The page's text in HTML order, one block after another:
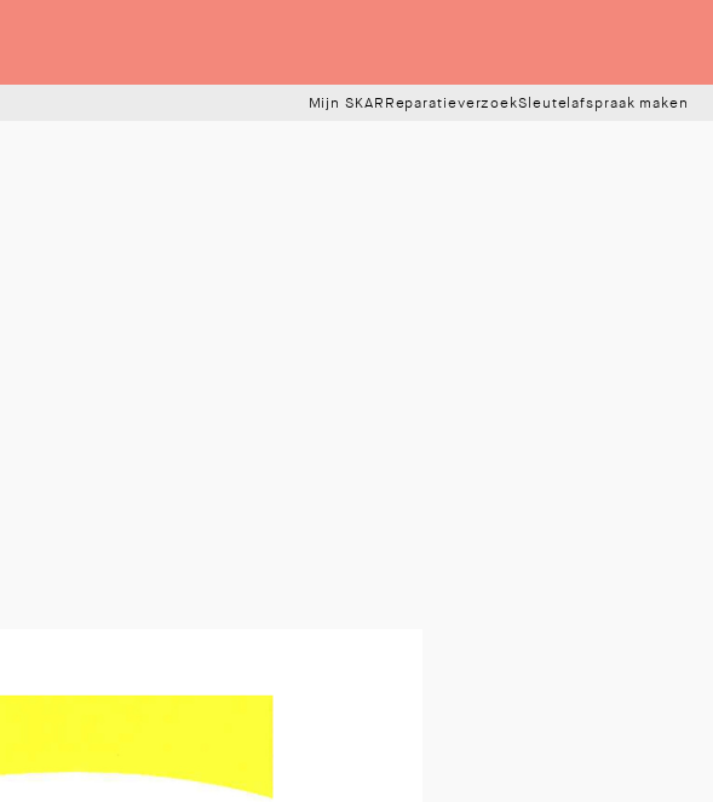
Mijn SKAR ReparatieverzoekSleutelafspraak maken